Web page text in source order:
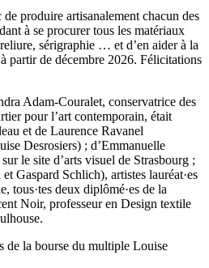
produire artisanalement chacun des
à se procurer tous les matériaux
sérigraphie … et d’en aider à la
partir de décembre 2026. Félicitations
Adam-Couralet, conservatrice des
pour l’art contemporain, était
et de Laurence Ravanel
Desrosiers) ; d’Emmanuelle
le site d’arts visuel de Strasbourg ;
Gaspard Schlich), artistes lauréat·es
tous·tes deux diplômé·es de la
Noir, professeur en Design textile
de la bourse du multiple Louise